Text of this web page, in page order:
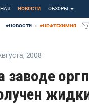
НОВОСТИ ОБЗОРЫ
#НОВОСТИ #НЕФТЕХИМИЯ
, 2008
заводе